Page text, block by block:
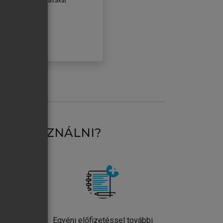
HASZNÁLNI?
Egyéni előfizetéssel további